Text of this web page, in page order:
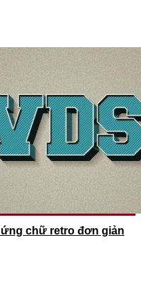
chữ retro đơn giản